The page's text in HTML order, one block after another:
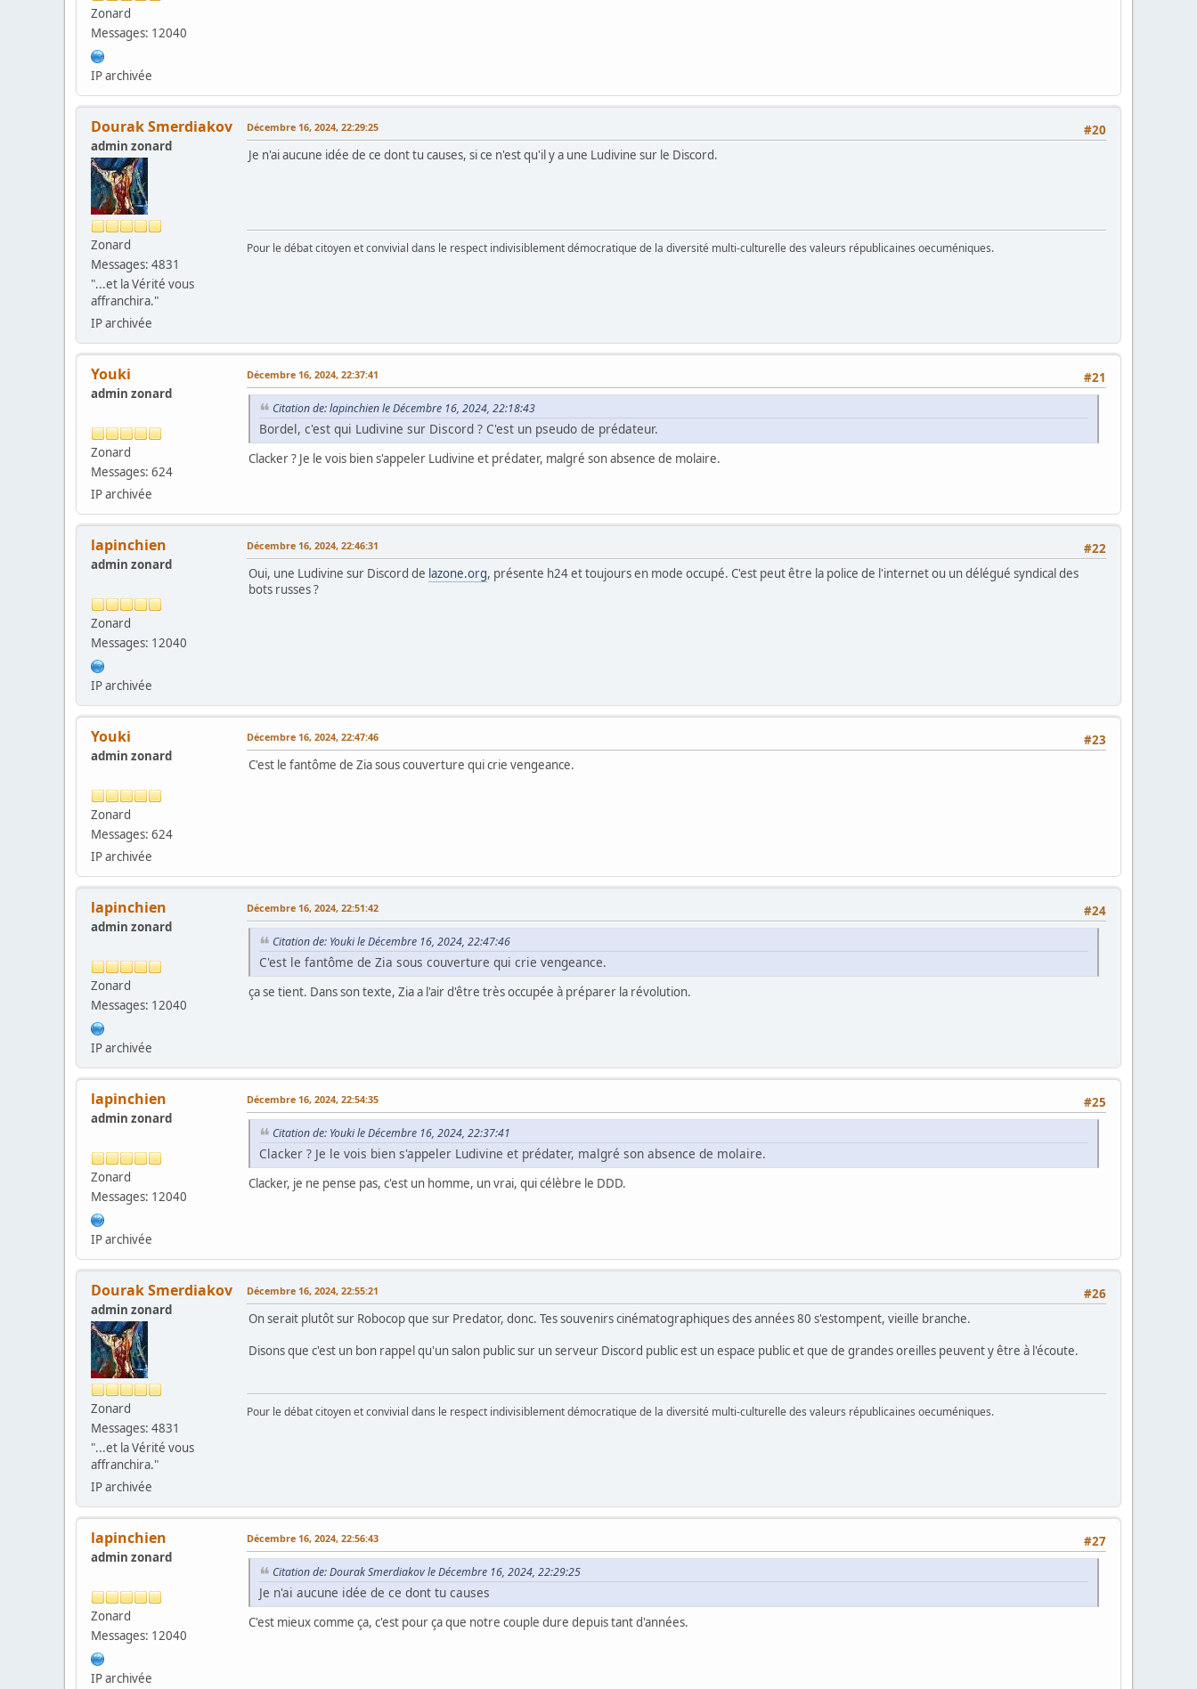
Zonard
Messages: 12040
IP archivée
Dourak Smerdiakov
admin zonard
Zonard
Messages: 4831
"...et la Vérité vous
affranchira."
IP archivée
#20
Décembre 16, 2024, 22:29:25
Je n'ai aucune idée de ce dont tu causes, si ce n'est qu'il y a une Ludivine sur le Discord.
Pour le débat citoyen et convivial dans le respect indivisiblement démocratique de la diversité multi-culturelle des valeurs républicaines oecuméniques.
Youki
admin zonard
Zonard
Messages: 624
IP archivée
#21
Décembre 16, 2024, 22:37:41
Citation de: lapinchien le Décembre 16, 2024, 22:18:43
Bordel, c'est qui Ludivine sur Discord ? C'est un pseudo de prédateur.
Clacker ? Je le vois bien s'appeler Ludivine et prédater, malgré son absence de molaire.
lapinchien
admin zonard
Zonard
Messages: 12040
IP archivée
#22
Décembre 16, 2024, 22:46:31
Oui, une Ludivine sur Discord de lazone.org, présente h24 et toujours en mode occupé. C'est peut être la police de l'internet ou un délégué syndical des
bots russes ?
Youki
admin zonard
Zonard
Messages: 624
IP archivée
#23
Décembre 16, 2024, 22:47:46
C'est le fantôme de Zia sous couverture qui crie vengeance.
lapinchien
admin zonard
Zonard
Messages: 12040
IP archivée
#24
Décembre 16, 2024, 22:51:42
Citation de: Youki le Décembre 16, 2024, 22:47:46
C'est le fantôme de Zia sous couverture qui crie vengeance.
ça se tient. Dans son texte, Zia a l'air d'être très occupée à préparer la révolution.
lapinchien
admin zonard
Zonard
Messages: 12040
IP archivée
#25
Décembre 16, 2024, 22:54:35
Citation de: Youki le Décembre 16, 2024, 22:37:41
Clacker ? Je le vois bien s'appeler Ludivine et prédater, malgré son absence de molaire.
Clacker, je ne pense pas, c'est un homme, un vrai, qui célèbre le DDD.
Dourak Smerdiakov
admin zonard
Zonard
Messages: 4831
"...et la Vérité vous
affranchira."
IP archivée
#26
Décembre 16, 2024, 22:55:21
On serait plutôt sur Robocop que sur Predator, donc. Tes souvenirs cinématographiques des années 80 s'estompent, vieille branche.
Disons que c'est un bon rappel qu'un salon public sur un serveur Discord public est un espace public et que de grandes oreilles peuvent y être à l'écoute.
Pour le débat citoyen et convivial dans le respect indivisiblement démocratique de la diversité multi-culturelle des valeurs républicaines oecuméniques.
lapinchien
admin zonard
Zonard
Messages: 12040
IP archivée
#27
Décembre 16, 2024, 22:56:43
Citation de: Dourak Smerdiakov le Décembre 16, 2024, 22:29:25
Je n'ai aucune idée de ce dont tu causes
C'est mieux comme ça, c'est pour ça que notre couple dure depuis tant d'années.